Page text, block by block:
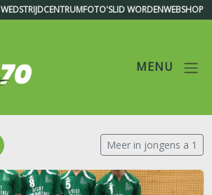
WEDSTRIJDCENTRUMFOTO'SLID WORDENWEBSHOP
MENU
Meer in jongens a 1